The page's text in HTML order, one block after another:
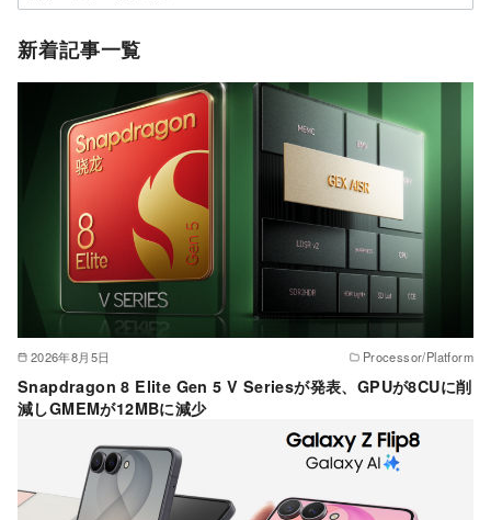
テ
ゴ
新着記事一覧
2026年8月5日 Processor/Platform
Snapdragon 8 Elite Gen 5 V Seriesが発表、GPUが8CUに削
減しGMEMが12MBに減少